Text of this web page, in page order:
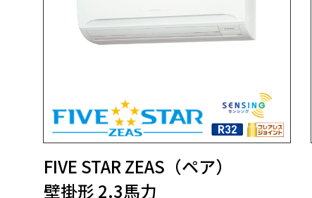
FIVE STAR ZEAS（ペア）
壁掛形 2.3馬力